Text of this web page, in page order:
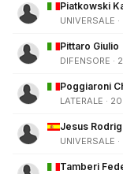
Piatkowski
UNIVERSALE
Pittaro Giulio
DIFENSORE ·
Poggiaroni
LATERALE ·
Jesus
UNIVERSALE
Tamberi